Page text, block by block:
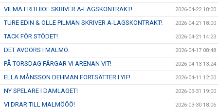
VILMA FRITHIOF SKRIVER A-LAGSKONTRAKT! 2026-04-22 18:00
TURE EDIN & OLLE PILMAN SKRIVER A-LAGSKONTRAKT! 2026-04-21 18:00
TACK FÖR STÖDET! 2026-04-21 14:23
DET AVGÖRS I MALMÖ. 2026-04-17 08:48
PÅ TORSDAG FÄRGAR VI ARENAN VIT! 2026-04-13 13:24
ELLA MÅNSSON DEHMAN FORTSÄTTER I YIF! 2026-04-11 12:00
NY SPELARE I DAMLAGET! 2026-03-31 19:00
VI DRAR TILL MALMÖÖÖ! 2026-03-30 18:06